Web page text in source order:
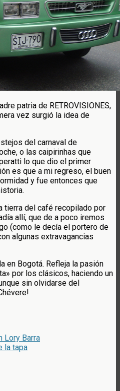
patria de RETROVISIONES,
vez surgió la idea de
del carnaval de
o las caipirinhas que
lo que dio el primer
es que a mi regreso, el buen
y fue entonces que
tierra del café recopilado por
allí, que de a poco iremos
(como le decía el portero de
algunas extravagancias
en Bogotá. Refleja la pasión
por los clásicos, haciendo un
sin olvidarse del
Lory Barra
la tapa